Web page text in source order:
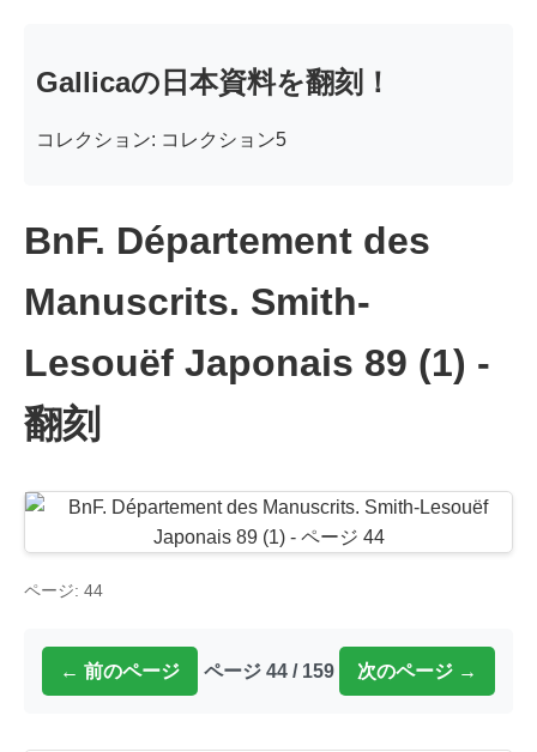
Gallicaの日本資料を翻刻！
コレクション: コレクション5
BnF. Département des
Manuscrits. Smith-
Lesouëf Japonais 89 (1) -
翻刻
ページ: 44
← 前のページ ページ 44 / 159 次のページ →